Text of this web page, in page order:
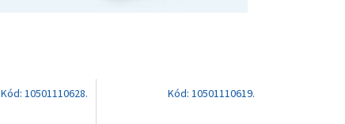
Kód:10501110628. Kód: 10501110619.